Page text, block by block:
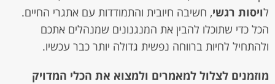
לויסות רגשי, חשיבה חיובית והתמודדות עם אתגרי החיים.
הכל כדי שתוכלו להבין את המנגנונים שמנהלים אתכם
ולהתחיל לחיות ברווחה נפשית גדולה יותר כבר עכשיו.
מוזמנים לצלול למאמרים ולמצוא את הכלי המדויק